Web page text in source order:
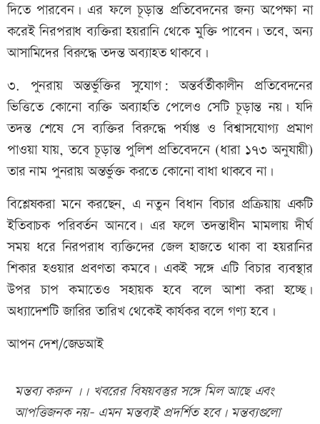
দিতে পারবেন। এর ফলে চূড়ান্ত প্রতিবেদনের জন্য অপেক্ষা না
করেই নিরপরাধ ব্যক্তিরা হয়রানি থেকে মুক্তি পাবেন। তবে, অন্য
আসামিদের বিরুদ্ধে তদন্ত অব্যাহত থাকবে।
৩. পুনরায় অন্তর্ভুক্তির সুযোগ: অন্তর্বর্তীকালীন প্রতিবেদনের
ভিত্তিতে কোনো ব্যক্তি অব্যাহতি পেলেও সেটি চূড়ান্ত নয়। যদি
তদন্ত শেষে সে ব্যক্তির বিরুদ্ধে পর্যাপ্ত ও বিশ্বাসযোগ্য প্রমাণ
পাওয়া যায়, তবে চূড়ান্ত পুলিশ প্রতিবেদনে (ধারা ১৭৩ অনুযায়ী)
তার নাম পুনরায় অন্তর্ভুক্ত করতে কোনো বাধা থাকবে না।
বিশ্লেষকরা মনে করছেন, এ নতুন বিধান বিচার প্রক্রিয়ায় একটি
ইতিবাচক পরিবর্তন আনবে। এর ফলে তদন্তাধীন মামলায় দীর্ঘ
সময় ধরে নিরপরাধ ব্যক্তিদের জেল হাজতে থাকা বা হয়রানির
শিকার হওয়ার প্রবণতা কমবে। একই সঙ্গে এটি বিচার ব্যবস্থার
উপর চাপ কমাতেও সহায়ক হবে বলে আশা করা হচ্ছে।
অধ্যাদেশটি জারির তারিখ থেকেই কার্যকর বলে গণ্য হবে।
আপন দেশ/জেডআই
মন্তব্য করুন ।। খবরের বিষয়বস্তুর সঙ্গে মিল আছে এবং
আপত্তিজনক নয়- এমন মন্তব্যই প্রদর্শিত হবে। মন্তব্যগুলো